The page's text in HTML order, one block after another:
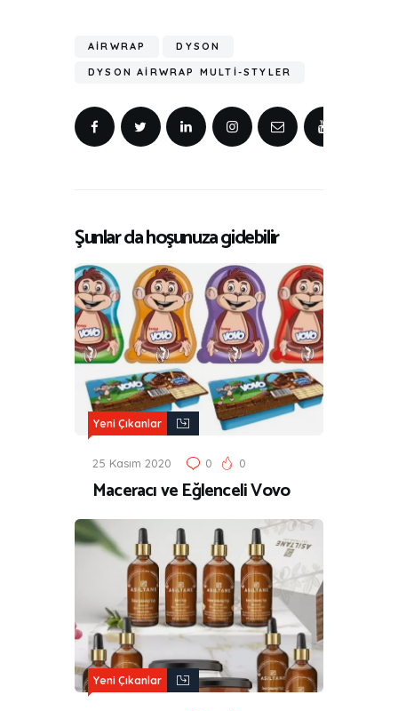
AIRWRAP DYSON
DYSON AIRWRAP MULTI-STYLER
Şunlar da hoşunuza gidebilir
Yeni Çıkanlar
25 Kasım 2020 0 0
Maceracı ve Eğlenceli Vovo
Yeni Çıkanlar